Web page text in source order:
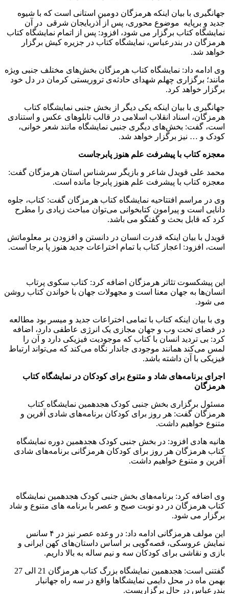
جهانگیری با بیان اینکه هرمزگان دومین استانی است که با شیوه‌
جدید و برپایه‌ موضوع محوری، پس از آذربایجان شرقی در آن
نمایشگاه کتاب برگزار می شود، افزود: پس از اتمام نمایشگاه کتاب
هرمزگان در بندرعباس، نمایشگاه کتاب در جزیره کیش برگزار
خواهد شد.
وی ادامه داد: نمایشگاه کتاب هرمزگان بخش‌های مختلف جنبی ویژه
مانند؛ برگزاری چهلم شهدای حادثه‌ی تروریستی کرمان در دل خود
برگزار خواهد کرد.
جهانگیری با بیان اینکه یکی دیگر از بخش جنبی نمایشگاه کتاب
هرمزگان، اسناد انقلاب اسلامی در قالب تابلوهای عکس و استنادی
است، گفت: بخش‌های دیگری جنبی نمایشگاه مانند شعر خوانی،
کودک و … نیز برگزار خواهد شد.
معجزه کتاب با پیشرفت علم هنوز پابرجاست
محمد علی قویدل شاعر و بازیگر سرشناس استان هرمزگان گفت:
معجزه کتاب با پیشرفت علم هنوز پابرجا مانده است.
وی در مراسم افتتاحیه نمایشگاه کتاب هرمزگان گفت: کتاب، جلوه
دانایی است و پیرامون کتابخوانی می‌توان مباحث زیادی را مطرح
کرد که قابل بحث و گفتگو می باشد.
قویدل با بیان اینکه قدرت انسان در دانستن و افزودن بر معلوماتش
است، افزود: اعجاز کتاب با تمام اختراعات جدید هنوز پا برجا است.
این پیشکسوت تئاتر هرمزگان اضافه کرد: کتاب سکوی پرتاب
انسان‌ها به جهان معنا است و مجهولات جهان با خواندن کتاب روشن
می شود.
وی با بیان اینکه کتاب با تمامی اختراعات جدید و میسر بود مطالعه
در فضای تحت وب و جهان مجازی یک انرژی عاطفی دارد، اضافه
کرد: بی تردید انسان با کتاب که موجودیت فیزیکی دارد و آن را
لمس می‌کند همانند موجودی جاندار نگاه می‌کند که می‌تواند ارتباط
فیزیکی با آن داشته باشد.
اجرای برنامه‌های شاد و متنوع برای کودکان در نمایشگاه کتاب
هرمزگان
مسئول برگزاری بخش جنبی کودک هجدهمین نمایشگاه کتاب
هرمزگان گفت: هر روز برای کودکان برنامه‌های شادی آفرین و
متنوع خواهیم داشت.
هانیه هادی افزود: در بخش جنبی کودک هجدهمین دوره نمایشگاه
کتاب هرمزگان هر روز برای کودکان هرمزگانی برنامه‌های شادی
آفرین و متنوع خواهیم داشت.
وی اضافه کرد: برنامه‌های بخش جنبی کودک هجدهمین نمایشگاه
کتاب هرمزگان در دو نوبت صبح و عصر با برنامه های متنوع و شاد
برگزار می شود.
این مولف هرمزگانی ادامه داد: در وعده عصر نیز در ۴ سانس
نمایش عروسکی، قصه‌گویی بر اساس داستان‌های کهن ایرانی و
بازی و نقاشی برای کودکان سه و نیم ساله به بالا داریم.
گفتنی است: هجدهمین نمایشگاه بزرگ کتاب هرمزگان 21 الی 27
بهمن ماه در محل دایمی نمایشگاها واقع در سه راه جهانبار
بندرعباس در حال برگزاریست.